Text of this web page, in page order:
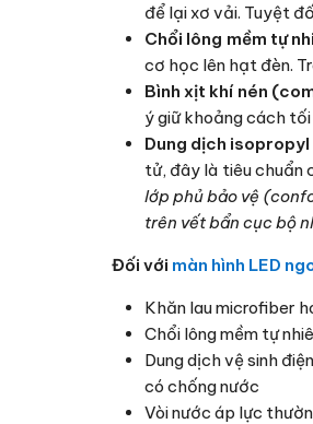
để lại xơ vải. Tuyệt
Chổi lông mềm tự
cơ học lên hạt đèn.
Bình xịt khí nén
ý giữ khoảng cách
Dung dịch
tử, đây là tiêu chuẩn
lớp phủ bảo vệ
trên vết bẩn cục bộ
Đối với màn hình LED
Khăn lau microfiber
Chổi lông mềm tự
Dung dịch vệ sinh
có chống nước
Vòi nước áp lực